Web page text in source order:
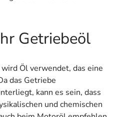
Getriebeöl
Öl verwendet, das eine
das Getriebe
kann es sein, dass
und chemischen